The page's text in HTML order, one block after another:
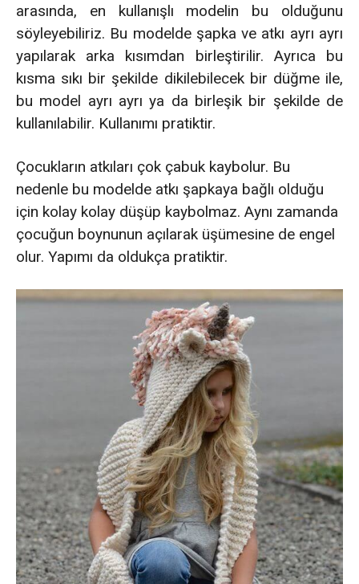
arasında, en kullanışlı modelin bu olduğunu
söyleyebiliriz. Bu modelde şapka ve atkı ayrı ayrı
yapılarak arka kısımdan birleştirilir. Ayrıca bu
kısma sıkı bir şekilde dikilebilecek bir düğme ile,
bu model ayrı ayrı ya da birleşik bir şekilde de
kullanılabilir. Kullanımı pratiktir.
Çocukların atkıları çok çabuk kaybolur. Bu
nedenle bu modelde atkı şapkaya bağlı olduğu
için kolay kolay düşüp kaybolmaz. Aynı zamanda
çocuğun boynunun açılarak üşümesine de engel
olur. Yapımı da oldukça pratiktir.